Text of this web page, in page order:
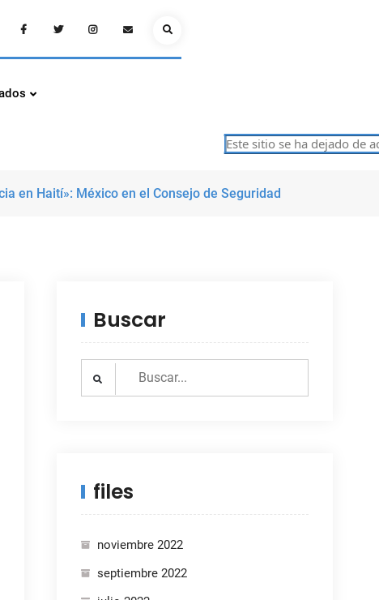
FacebookTwitterInstagramEmailSearch
Este sitio se ha dejado de
en Haití»: México en el Consejo de Seguridad
Buscar
files
noviembre 2022
septiembre 2022